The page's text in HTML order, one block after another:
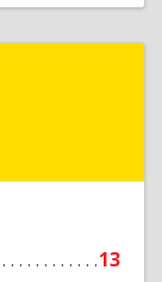
13
р-н,
Подробнее